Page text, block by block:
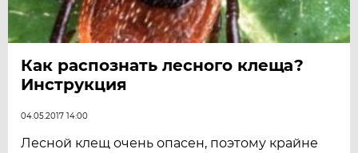
Как распознать лесного клеща?
Инструкция
04.05.2017 14:00
Лесной клещ очень опасен, поэтому крайне